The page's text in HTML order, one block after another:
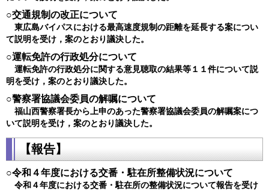
○交通規制の改正について
東広島バイパスにおける最高速度規制の距離を延長する案につい
て説明を受け，案のとおり議決した。
○運転免許の行政処分について
運転免許の行政処分に関する意見聴取の結果等１１件について説
明を受け，案のとおり議決した。
○警察署協議会委員の解嘱について
福山西警察署長から上申のあった警察署協議会委員の解嘱案につ
いて説明を受け，案のとおり議決した​。
【報告】
○​​​​令和４年度における交番・駐在所整備状況について
令和４年度における交番・駐在所の整備状況について報告を受け